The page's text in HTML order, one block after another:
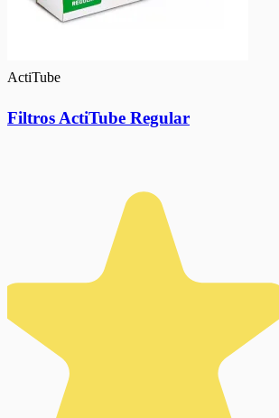
ActiTube
Filtros ActiTube Regular